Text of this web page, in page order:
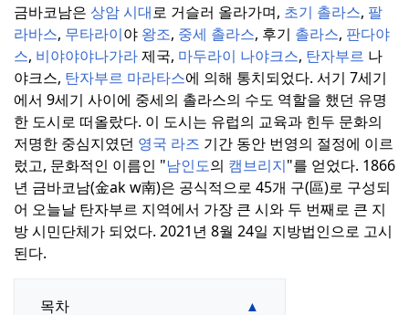
금바코남은 상암 시대로 거슬러 올라가며, 초기 촐라스, 팔
라바스, 무타라이야 왕조, 중세 촐라스, 후기 촐라스, 판다야
스, 비야야야나가라제국, 마두라이 나야크스, 탄자부르 나
야크스, 탄자부르 마라타스에 의해 통치되었다. 서기 7세기
에서 9세기 사이에 중세의 촐라스의 수도 역할을 했던 유명
한 도시로 떠올랐다. 이 도시는 유럽의 교육과 힌두 문화의
저명한 중심지였던 영국 라즈 기간 동안 번영의 절정에 이르
렀고, 문화적인 이름인 "남인도의 캠브리지"를 얻었다. 1866
년 금바코남(金ak w南)은 공식적으로 45개 구(區)로 구성되
어 오늘날 탄자부르 지역에서 가장 큰 시와 두 번째로 큰 지
방 시민단체가 되었다. 2021년 8월 24일 지방법인으로 고시
된다.
목차